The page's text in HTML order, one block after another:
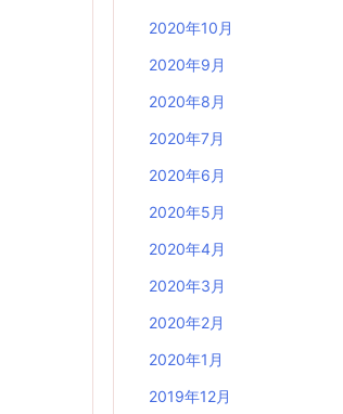
2020年10月
2020年9月
2020年8月
2020年7月
2020年6月
2020年5月
2020年4月
2020年3月
2020年2月
2020年1月
2019年12月